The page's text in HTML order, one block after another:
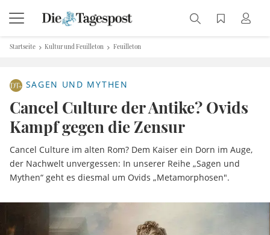
Startseite Kultur und Feuilleton Feuilleton
SAGEN UND MYTHEN
Cancel Culture der Antike? Ovids
Kampf gegen die Zensur
Cancel Culture im alten Rom? Dem Kaiser ein Dorn im Auge,
der Nachwelt unvergessen: In unserer Reihe „Sagen und
Mythen“ geht es diesmal um Ovids „Metamorphosen".